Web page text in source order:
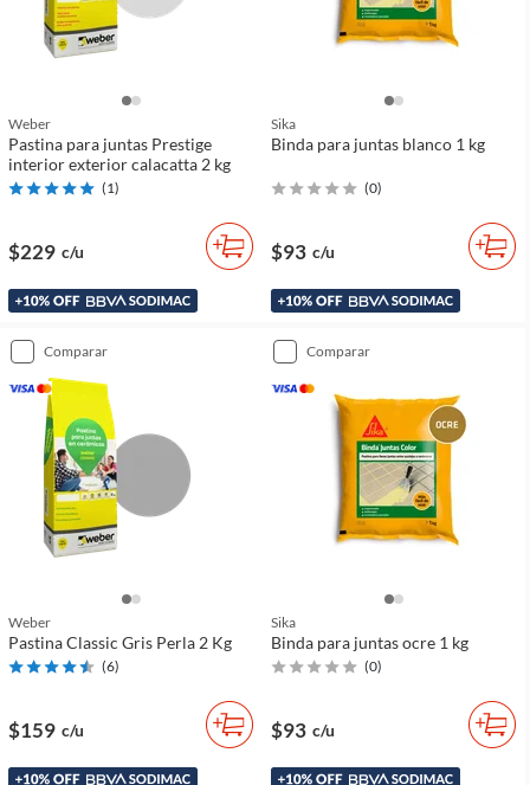
Weber
Pastina para juntas Prestige
interior exterior calacatta 2 kg
(1)
$229 c/u
Sika
Binda para juntas blanco 1 kg
(0)
$93 c/u
comparar
Weber
Pastina Classic Gris Perla 2 Kg
(6)
$159 c/u
comparar
Sika
Binda para juntas ocre 1 kg
(0)
$93 c/u